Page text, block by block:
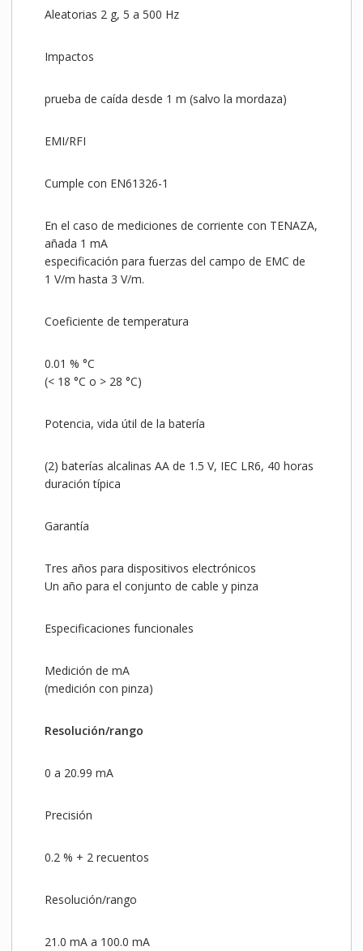
Aleatorias 2 g, 5 a 500 Hz
Impactos
prueba de caída desde 1 m (salvo la mordaza)
EMI/RFI
Cumple con EN61326-1
En el caso de mediciones de corriente con TENAZA,
añada 1 mA
especificación para fuerzas del campo de EMC de
1 V/m hasta 3 V/m.
Coeficiente de temperatura
0.01 % °C
(< 18 °C o > 28 °C)
Potencia, vida útil de la batería
(2) baterías alcalinas AA de 1.5 V, IEC LR6, 40 horas
duración típica
Garantía
Tres años para dispositivos electrónicos
Un año para el conjunto de cable y pinza
Especificaciones funcionales
Medición de mA
(medición con pinza)
Resolución/rango
0 a 20.99 mA
Precisión
0.2 % + 2 recuentos
Resolución/rango
21.0 mA a 100.0 mA